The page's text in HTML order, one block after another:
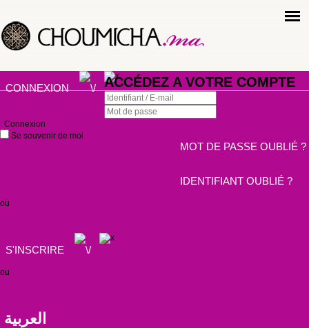
CONNEXION ACCÉDEZ A VOTRE COMPTE
Connexion
Se souvenir de moi
MOT DE PASSE OUBLIÉ ?
IDENTIFIANT OUBLIÉ ?
ou
S'INSCRIRE
ou
العربية